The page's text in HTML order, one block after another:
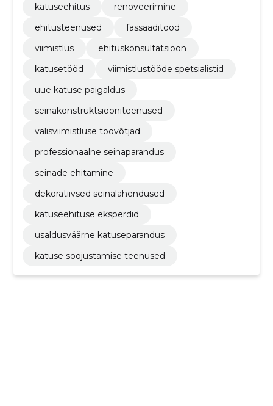
katuseehitus
renoveerimine
ehitusteenused
fassaaditööd
viimistlus
ehituskonsultatsioon
katusetööd
viimistlustööde spetsialistid
uue katuse paigaldus
seinakonstruktsiooniteenused
välisviimistluse töövõtjad
professionaalne seinaparandus
seinade ehitamine
dekoratiivsed seinalahendused
katuseehituse eksperdid
usaldusväärne katuseparandus
katuse soojustamise teenused